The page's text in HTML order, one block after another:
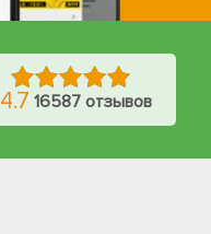
4.7 16587 отзывов
Фейсбук